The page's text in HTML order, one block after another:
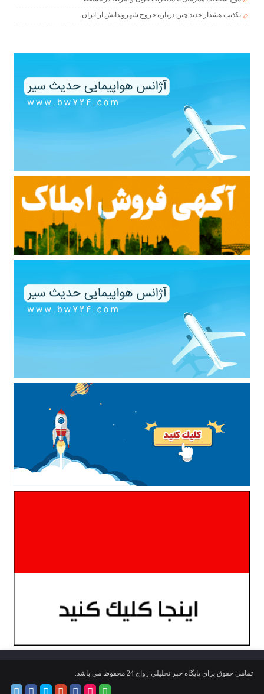
تکذیب هشدار جدید چین درباره خروج شهروندانش از ایران
تمامی حقوق برای پایگاه خبر تحلیلی رواج 24 محفوظ می باشد.